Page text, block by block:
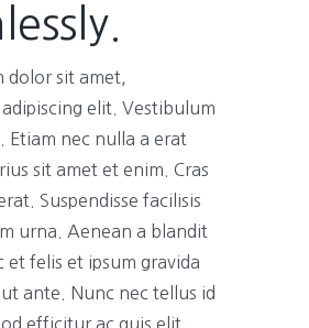
dolor sit amet,
elit. Vestibulum
Etiam nec nulla a erat
sit amet et enim. Cras
Suspendisse facilisis
urna. Aenean a blandit
et felis et ipsum gravida
ante. Nunc nec tellus id
efficitur ac quis elit.